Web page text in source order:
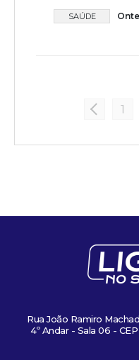
SAÚDE
1
Rua João Ramiro
4º Andar - Sala 06 -